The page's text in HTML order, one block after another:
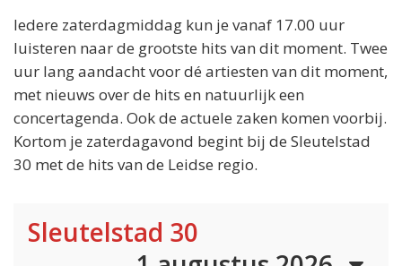
Iedere zaterdagmiddag kun je vanaf 17.00 uur
luisteren naar de grootste hits van dit moment. Twee
uur lang aandacht voor dé artiesten van dit moment,
met nieuws over de hits en natuurlijk een
concertagenda. Ook de actuele zaken komen voorbij.
Kortom je zaterdagavond begint bij de Sleutelstad
30 met de hits van de Leidse regio.
Sleutelstad 30